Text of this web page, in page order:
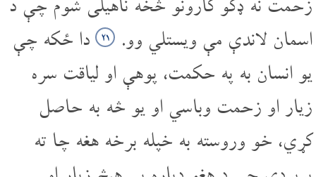
اسمان لاندې مې ویستلي وو.
۲۱ دا ځکه چې
یو انسان به په حکمت، پوهې او لیاقت سره
زیار او زحمت وباسي او یو څه به حاصل
کړي، خو وروسته به خپله برخه هغه چا ته